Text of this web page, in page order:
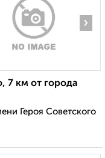
›
7 км от города
Героя Советского